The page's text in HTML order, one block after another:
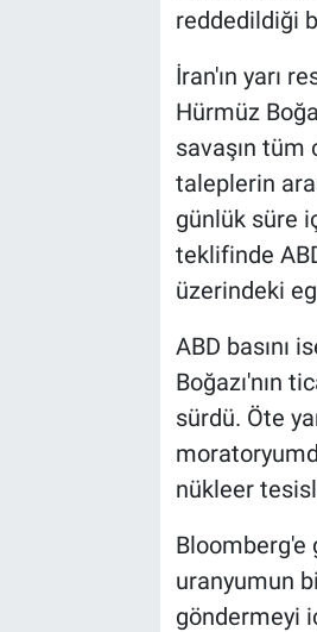
reddedildiği
İran'ın yarı
Hürmüz
savaşın tüm
taleplerin
günlük süre
teklifinde
üzerindeki
ABD basını
Boğazı'nın
sürdü. Öte
nükleer
Bloomberg'e
uranyumun
göndermeyi